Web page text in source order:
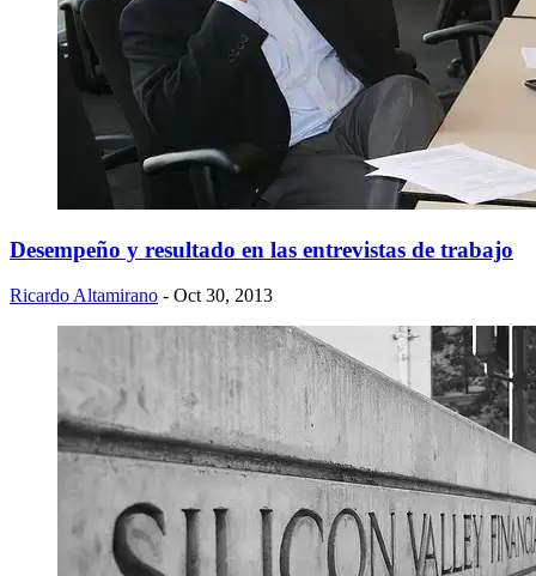
Desempeño y resultado en las entrevistas de trabajo
Ricardo Altamirano - Oct 30, 2013